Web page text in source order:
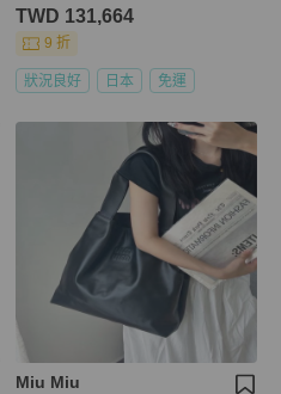
TWD 131,664
9 折
狀況良好 日本 免運
Miu Miu